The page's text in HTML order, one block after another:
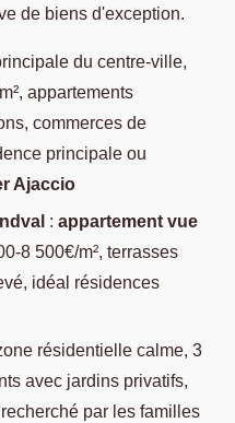
de biens d'exception.
du centre-ville,
appartements
commerces de
principale ou
Ajaccio
: appartement vue
8 500€/m², terrasses
idéal résidences
résidentielle calme, 3
avec jardins privatifs,
par les familles